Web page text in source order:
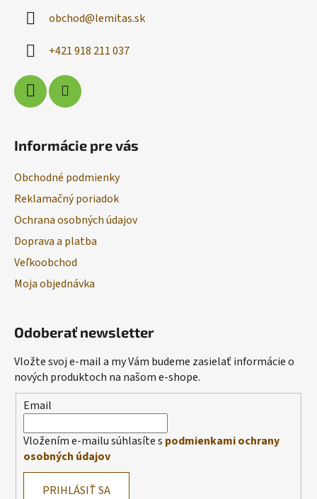
obchod@lemitas.sk
+421 918 211 037
Informácie pre vás
Obchodné podmienky
Reklamačný poriadok
Ochrana osobných údajov
Doprava a platba
Veľkoobchod
Moja objednávka
Odoberať newsletter
Vložte svoj e-mail a my Vám budeme zasielať informácie o
nových produktoch na našom e-shope.
Email
Vložením e-mailu súhlasíte s podmienkami ochrany
osobných údajov
PRIHLÁSIŤ SA